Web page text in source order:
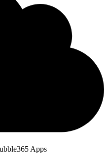
Apps